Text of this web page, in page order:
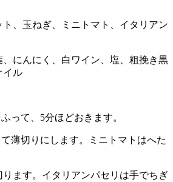
、玉ねぎ、ミニトマト、イタリアン
にんにく、白ワイン、塩、粗挽き黒
イル
って、5分ほどおきます。
薄切りにします。ミニトマトはへた
ます。イタリアンパセリは手でちぎ